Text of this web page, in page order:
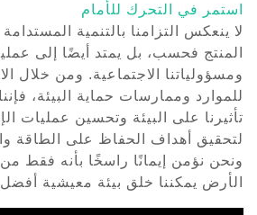
استمر في التحرك للأمام
لا ينعكس التزامنا بالتنمية
المنتج فحسب، بل يمتد أيضًا إلى
ومسؤولياتنا الاجتماعية. ومن خلال
للموارد وممارسات حماية البيئة،
تأثيرنا على البيئة وتحسين عمليات
لتحقيق أهداف الحفاظ على الطاقة
ونحن نؤمن إيمانًا راسخًا بأنه فقط
الأرض يمكننا خلق بيئة معيشية أفضل